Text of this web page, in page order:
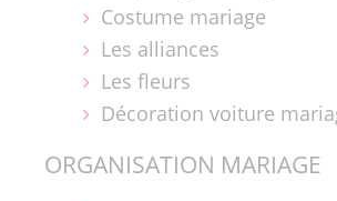
Costume mariage
Les alliances
Les fleurs
Décoration voiture
ORGANISATION MARIAGE